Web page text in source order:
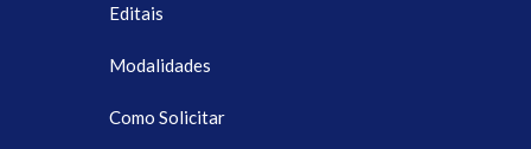
Editais
Modalidades
Como Solicitar